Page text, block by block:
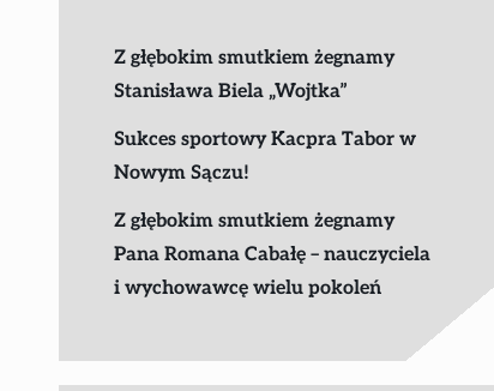
Z głębokim smutkiem żegnamy
Stanisława Biela „Wojtka”
Sukces sportowy Kacpra Tabor w
Nowym Sączu!
Z głębokim smutkiem żegnamy
Pana Romana Cabałę – nauczyciela
i wychowawcę wielu pokoleń